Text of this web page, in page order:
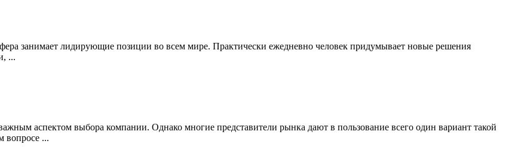
занимает лидирующие позиции во всем мире. Практически ежедневно человек придумывает новые решения
...
аспектом выбора компании. Однако многие представители рынка дают в пользование всего один вариант такой
вопросе ...